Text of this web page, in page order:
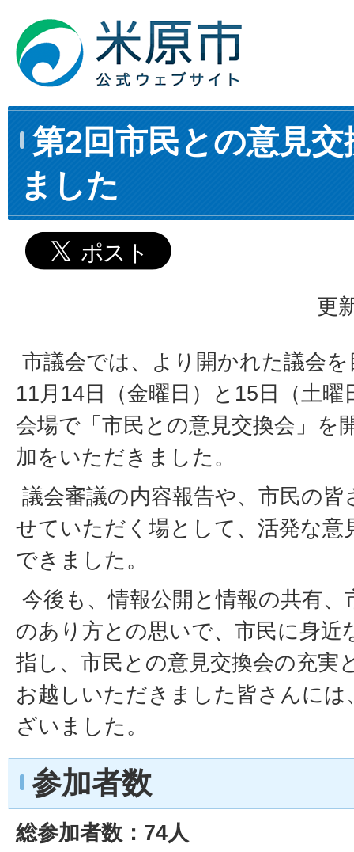
第2回市民との意見
ました
更
市議会では、より開かれた議会
11月14日（金曜日）と15日（土曜
会場で「市民との意見交換会」を
加をいただきました。
議会審議の内容報告や、市民の
せていただく場として、活発な意
できました。
今後も、情報公開と情報の共有
のあり方との思いで、市民に身近
指し、市民との意見交換会の充実
お越しいただきました皆さんに
ざいました。
参加者数
総参加者数：74人